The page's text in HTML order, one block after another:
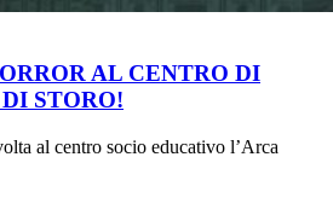
AL CENTRO DI
STORO!
al centro socio educativo l’Arca